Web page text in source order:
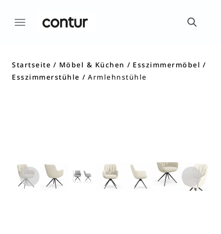
Startseite Möbel & Küchen
Esszimmermöbel
Esszimmerstühle
Armlehnstühle